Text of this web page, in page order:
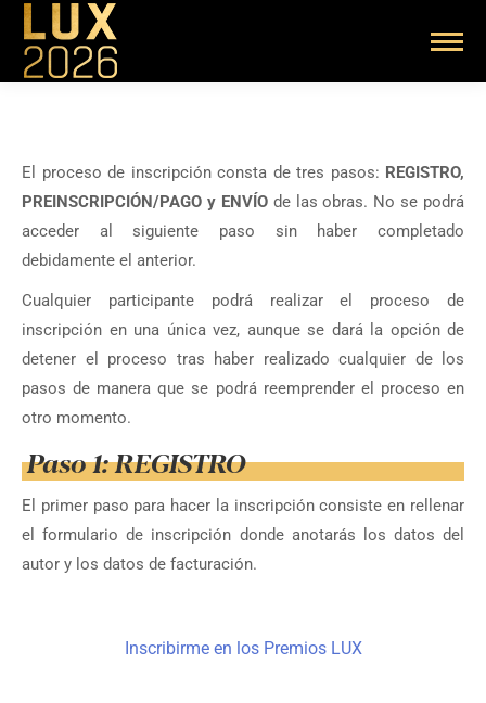
El proceso de inscripción consta de tres pasos: REGISTRO,
PREINSCRIPCIÓN/PAGO y ENVÍOde las obras. No se podrá
acceder al siguiente paso sin haber completado
debidamente el anterior.
Cualquier participante podrá realizar el proceso de
inscripción en una única vez, aunque se dará la opción de
detener el proceso tras haber realizado cualquier de los
pasos de manera que se podrá reemprender el proceso en
otro momento.
Paso 1: REGISTRO
El primer paso para hacer la inscripción consiste en rellenar
el formulario de inscripción donde anotarás los datos del
autor y los datos de facturación.
Inscribirme en los Premios LUX